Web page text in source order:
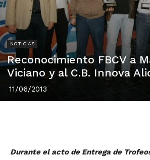
NOTICIAS
Reconocimiento FBCV a
Viciano y al C.B. Innova
11/06/2013
Durante el acto de Entrega de